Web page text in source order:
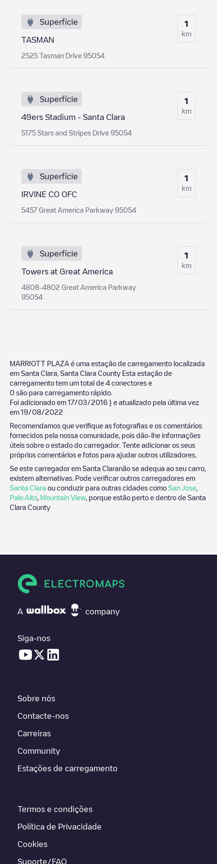
Superfície
TASMAN
2525 Tasman Drive 95054
1
km
Superfície
49ers Stadium - Santa Clara
5175 Stars and Stripes Drive 95054
1
km
Superfície
IRVINE CO OFC
5457 Great America Parkway 95054
1
km
Superfície
Towers at Great America
4808-4802 Great America Parkway
95054
1
km
MARRIOTT PLAZA é uma estação de carregamento localizada
em Santa Clara Santa Clara County Esta estação de
carregamento tem um total de 4 conectores e
0 são para carregamento rápido.
Foi adicionado em 17/03/2016 } e atualizado pela última vez
em 19/08/2022
Recomendamos que verifique as fotografias e os comentários
fornecidos pela nossa comunidade, pois dão-lhe informações
úteis sobre o estado do carregador. Tente adicionar os seus
próprios comentários e fotos para ajudar outros utilizadores.
Se este carregador em Santa Claranão se adequa ao seu carro,
existem alternativas. Pode verificar outros carregadores em
Santa Clara ou conduzir para outras cidades como San Jose
Palo Alto Mountain View, porque estão perto e dentro de Santa
Clara County
A company
Siga-nos
Sobre nós
Contacte-nos
Carreiras
Community
Estações de carregamento
Termos e condições
Política de Privacidade
Cookies
Suporte/FAQ